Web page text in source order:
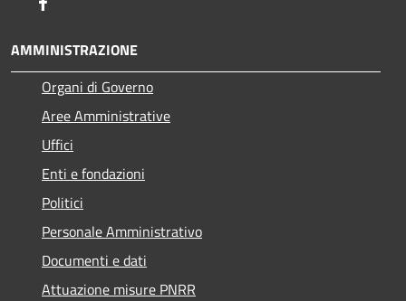
AMMINISTRAZIONE
Organi di Governo
Aree Amministrative
Uffici
Enti e fondazioni
Politici
Personale Amministrativo
Documenti e dati
Attuazione misure PNRR